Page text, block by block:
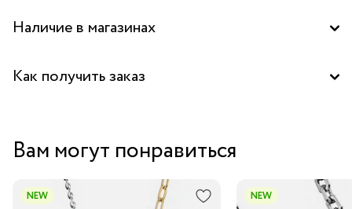
сплава с вертикальными пластинами по краям. Изящный
Наличие в магазинах
Аутлет "La Nature" в ТЦ "Елоховский пассаж", Москва
Как получить заказ
Курьером за 1-2 дня
В пункт выдачи заказов Boxberry
Вам могут понравиться
NEW NEW